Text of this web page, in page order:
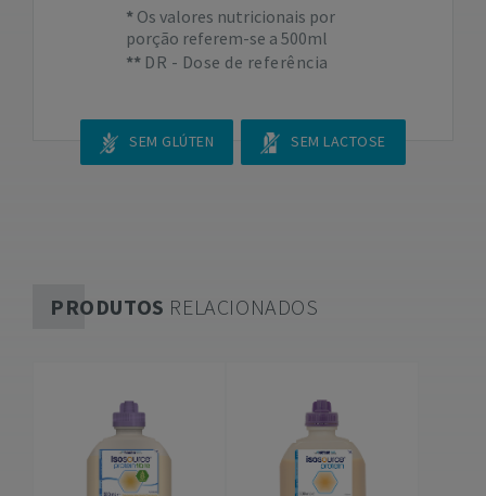
Os valores nutricionais por
porção referem-se a 500ml
DR - Dose de referência
SEM GLÚTEN SEM LACTOSE
PRODUTOS RELACIONADOS